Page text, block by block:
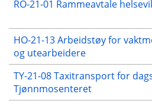
RO-21-01 Rammeavtale
HO-21-13 Arbeidstøy for
og utearbeidere
TY-21-08 Taxitransport for
Tjønnmosenteret